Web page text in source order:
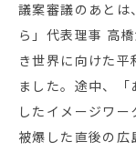
議案審議のあとは
ら」代表理事 高
き世界に向けた
ました。途中、
したイメージワ
被爆した直後の広